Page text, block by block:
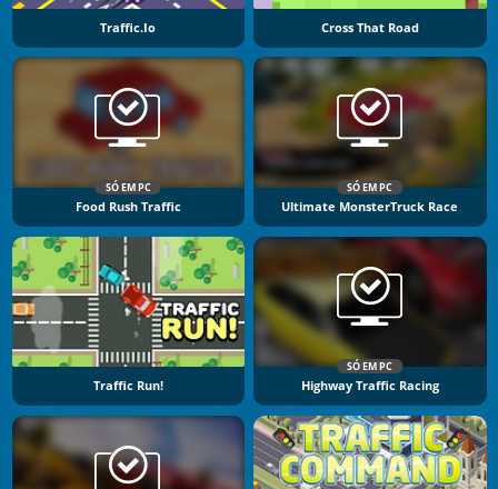
Traffic.io Cross That Road
SÓ EM PC
Food Rush Traffic
SÓ EM PC
Ultimate MonsterTruck Race
Traffic Run!
SÓ EM PC
Highway Traffic Racing